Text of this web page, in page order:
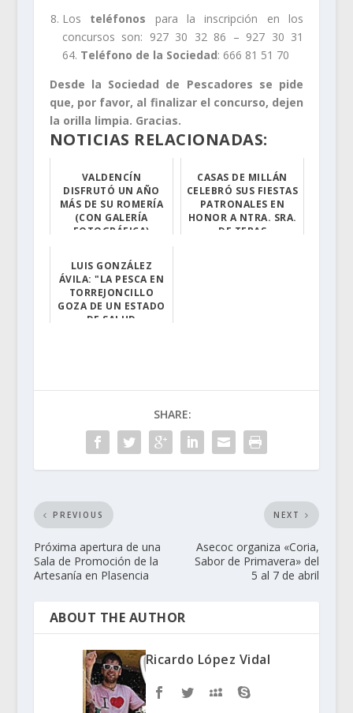
Los teléfonos para la inscripción en los
concursos son: 927 30 32 86 – 927 30 31
64. Teléfono de la Sociedad: 666 81 51 70
Desde la Sociedad de Pescadores se pide
que, por favor, al finalizar el concurso, dejen
la orilla limpia. Gracias.
NOTICIAS RELACIONADAS:
VALDENCÍN
DISFRUTÓ UN AÑO
MÁS DE SU ROMERÍA
(CON GALERÍA
FOTOGRÁFICA)
CASAS DE MILLÁN
CELEBRÓ SUS FIESTAS
PATRONALES EN
HONOR A NTRA. SRA.
DE TEBAS
LUIS GONZÁLEZ
ÁVILA: "LA PESCA EN
TORREJONCILLO
GOZA DE UN ESTADO
DE SALUD
SHARE:
PREVIOUS
Próxima apertura de una
Sala de Promoción de la
Artesanía en Plasencia
NEXT
Asecoc organiza «Coria,
Sabor de Primavera» del
5 al 7 de abril
ABOUT THE AUTHOR
Ricardo López Vidal